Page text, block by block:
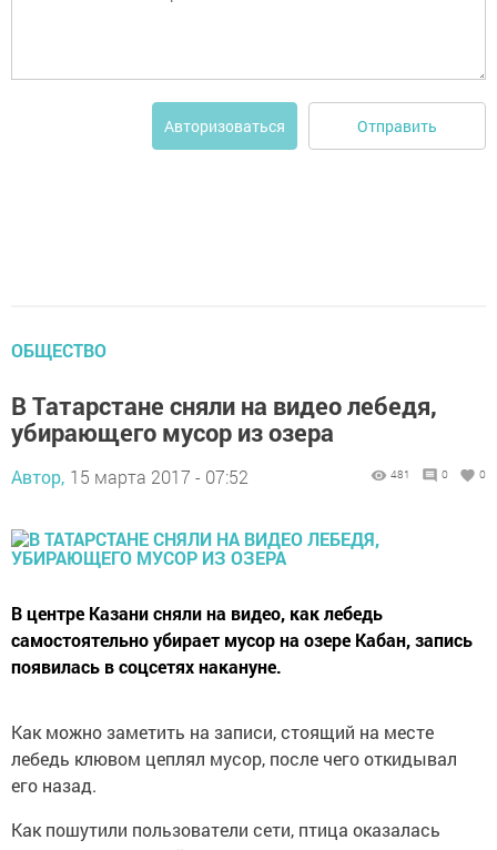
Авторизоваться Отправить
ОБЩЕСТВО
В Татарстане сняли на видео лебедя,
убирающего мусор из озера
Автор, 15 марта 2017 - 07:52 481 0 0
В центре Казани сняли на видео, как лебедь
самостоятельно убирает мусор на озере Кабан, запись
появилась в соцсетях накануне.
Как можно заметить на записи, стоящий на месте
лебедь клювом цеплял мусор, после чего откидывал
его назад.
Как пошутили пользователи сети, птица оказалась